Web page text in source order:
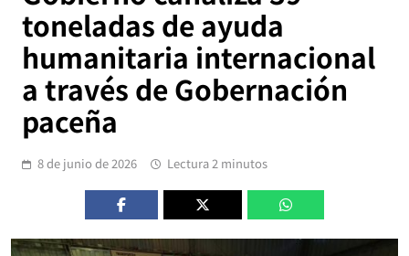
toneladas de ayuda
humanitaria internacional
a través de Gobernación
paceña
8 de junio de 2026 Lectura 2 minutos